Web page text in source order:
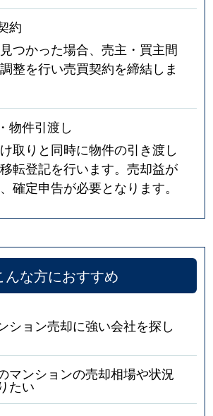
3,600万円 西川口
徒歩6
320万円 西川口
徒歩8
940万円 西川口
徒歩5
3,100万円 西川口
徒歩5
2,100万円 西川口
徒歩4
4,900万円 西川口
徒歩8
2,300万円 西川口
徒歩5
1,900万円 西川口
2,900万円 西川口
徒歩6
約
つかった場合、売主・買主間
整を行い売買契約を締結しま
物件引渡し
取りと同時に物件の引き渡し
転登記を行います。売却益が
確定申告が必要となります。
んな方におすすめ
ション売却に強い会社を探し
マンションの売却相場や状況
たい